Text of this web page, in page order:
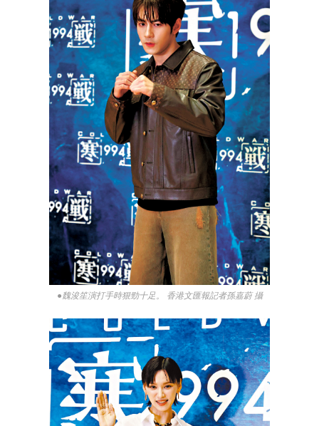
●魏浚笙演打手時狠勁十足。 香港文匯報記者孫嘉蔚 攝